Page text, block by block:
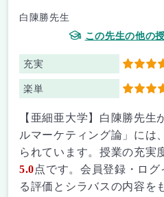
白陳勝先生
この先生の他の
充実 5
楽単 5
【亜細亜大学】白陳勝先生
ルマーケティング論」には、
られています。授業の充実
5.0点です。会員登録・ロ
る評価とシラバスの内容を